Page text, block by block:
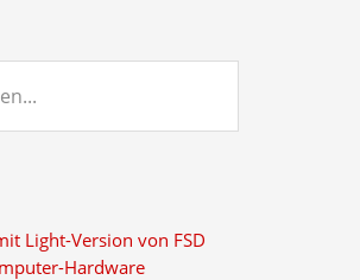
Light-Version von FSD
Hardware